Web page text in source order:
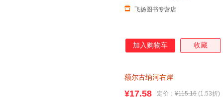
飞扬图书专营店
加入购物车 收藏
额尔古纳河右岸
¥17.58 定价： ¥115.16 (1.53折)